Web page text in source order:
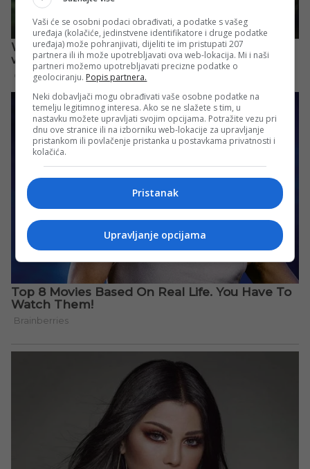
Vaši će se osobni podaci obrađivati, a podatke s vašeg
uređaja (kolačiće, jedinstvene identifikatore i druge podatke
uređaja) može pohranjivati, dijeliti te im pristupati 207
partnera ili ih može upotrebljavati ova web-lokacija. Mi i naši
partneri možemo upotrebljavati precizne podatke o
geolociranju. Popis partnera.
Neki dobavljači mogu obrađivati vaše osobne podatke na
temelju legitimnog interesa. Ako se ne slažete s tim, u
nastavku možete upravljati svojim opcijama. Potražite vezu pri
dnu ove stranice ili na izborniku web-lokacije za upravljanje
pristankom ili povlačenje pristanka u postavkama privatnosti i
kolačića.
Pristanak
Upravljanje opcijama